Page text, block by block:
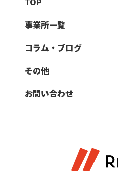
リハスワーク
リハスファーム
事業所一覧
関東エリア
東北エリア
甲信越エリア
コラム・ブログ
事業所ブログ
ご利用者様の声
その他
お知らせ
お問い合わせ